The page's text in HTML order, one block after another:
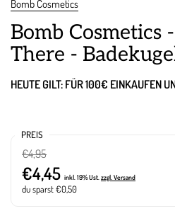
Bomb Cosmetics
Bomb Cosmetics
There -
HEUTE GILT: FÜR 100€ EINKAUFEN
PREIS
€4,45 inkl. 19% Ust. zzgl. Versand
€4,95
du sparst €0,50